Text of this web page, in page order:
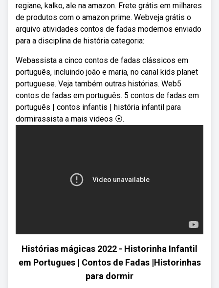
regiane, kalko, ale na amazon. Frete grátis em milhares
de produtos com o amazon prime. Webveja grátis o
arquivo atividades contos de fadas modernos enviado
para a disciplina de história categoria:
Webassista a cinco contos de fadas clássicos em
português, incluindo joão e maria, no canal kids planet
portuguese. Veja também outras histórias. Web5
contos de fadas em português. 5 contos de fadas em
português | contos infantis | história infantil para
dormirassista a mais videos ⦿.
Histórias mágicas 2022 - Historinha Infantil
em Portugues | Contos de Fadas |Historinhas
para dormir